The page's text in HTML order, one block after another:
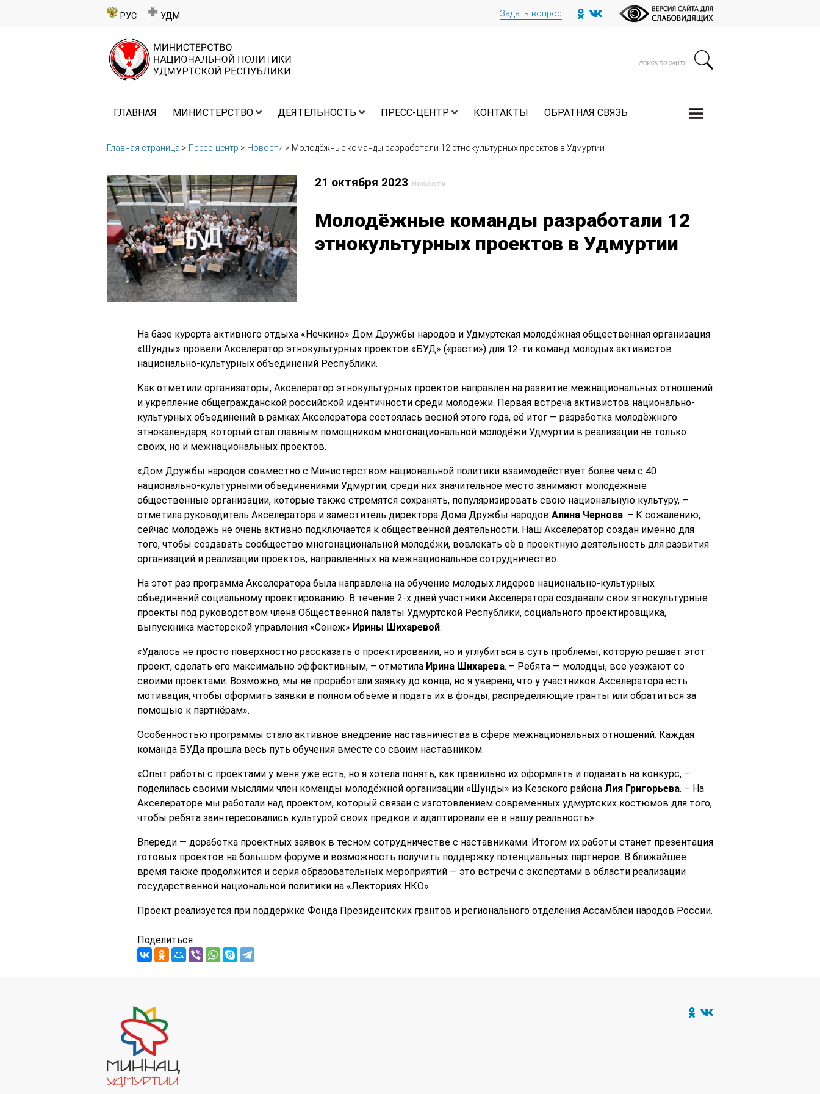
РУС УДМ Задать вопрос
ГЛАВНАЯ МИНИСТЕРСТВО ДЕЯТЕЛЬНОСТЬ ПРЕСС-ЦЕНТР КОНТАКТЫ ОБРАТНАЯ СВЯЗЬ
Главная страница > Пресс-центр > Новости > Молодёжные команды разработали 12 этнокультурных проектов в Удмуртии
21 октября 2023 Новости
Молодёжные команды разработали 12
этнокультурных проектов в Удмуртии
На базе курорта активного отдыха «Нечкино» Дом Дружбы народов и Удмуртская молодёжная общественная организация
«Шунды» провели Акселератор этнокультурных проектов «БУД» («расти») для 12-ти команд молодых активистов
национально-культурных объединений Республики.
Как отметили организаторы, Акселератор этнокультурных проектов направлен на развитие межнациональных отношений
и укрепление общегражданской российской идентичности среди молодежи. Первая встреча активистов национально-
культурных объединений в рамках Акселератора состоялась весной этого года, её итог — разработка молодёжного
этнокалендаря, который стал главным помощником многонациональной молодёжи Удмуртии в реализации не только
своих, но и межнациональных проектов.
«Дом Дружбы народов совместно с Министерством национальной политики взаимодействует более чем с 40
национально-культурными объединениями Удмуртии, среди них значительное место занимают молодёжные
общественные организации, которые также стремятся сохранять, популяризировать свою национальную культуру, –
отметила руководитель Акселератора и заместитель директора Дома Дружбы народов Алина Чернова. – К сожалению,
сейчас молодёжь не очень активно подключается к общественной деятельности. Наш Акселератор создан именно для
того, чтобы создавать сообщество многонациональной молодёжи, вовлекать её в проектную деятельность для развития
организаций и реализации проектов, направленных на межнациональное сотрудничество.
На этот раз программа Акселератора была направлена на обучение молодых лидеров национально-культурных
объединений социальному проектированию. В течение 2-х дней участники Акселератора создавали свои этнокультурные
проекты под руководством члена Общественной палаты Удмуртской Республики, социального проектировщика,
выпускника мастерской управления «Сенеж» Ирины Шихаревой.
«Удалось не просто поверхностно рассказать о проектировании, но и углубиться в суть проблемы, которую решает этот
проект, сделать его максимально эффективным, – отметила Ирина Шихарева. – Ребята — молодцы, все уезжают со
своими проектами. Возможно, мы не проработали заявку до конца, но я уверена, что у участников Акселератора есть
мотивация, чтобы оформить заявки в полном объёме и подать их в фонды, распределяющие гранты или обратиться за
помощью к партнёрам».
Особенностью программы стало активное внедрение наставничества в сфере межнациональных отношений. Каждая
команда БУДа прошла весь путь обучения вместе со своим наставником.
«Опыт работы с проектами у меня уже есть, но я хотела понять, как правильно их оформлять и подавать на конкурс, –
поделилась своими мыслями член команды молодёжной организации «Шунды» из Кезского района Лия Григорьева. – На
Акселераторе мы работали над проектом, который связан с изготовлением современных удмуртских костюмов для того,
чтобы ребята заинтересовались культурой своих предков и адаптировали её в нашу реальность».
Впереди — доработка проектных заявок в тесном сотрудничестве с наставниками. Итогом их работы станет презентация
готовых проектов на большом форуме и возможность получить поддержку потенциальных партнёров. В ближайшее
время также продолжится и серия образовательных мероприятий — это встречи с экспертами в области реализации
государственной национальной политики на «Лекториях НКО».
Проект реализуется при поддержке Фонда Президентских грантов и регионального отделения Ассамблеи народов России.
Поделиться